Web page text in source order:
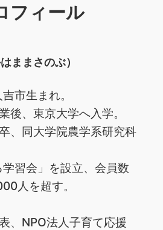
フィール
ままさのぶ）
市生まれ。
後、東京大学へ入学。
、同大学院農学系研究科
習会」を設立、会員数
人を超す。
、NPO法人子育て応援